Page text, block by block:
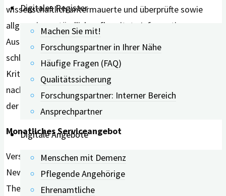
Digitales Register
Machen Sie mit!
Forschungspartner in Ihrer Nähe
Häufige Fragen (FAQ)
Qualitätssicherung
Forschungspartner: Interner Bereich
Ansprechpartner
Digitale Angebote
Menschen mit Demenz
Pflegende Angehörige
Ehrenamtliche
wissenschaftlich untermauerte und überprüfte sowie
allgemeinverständlich aufbereitete Informationen.
Ausgewählt werden die vorgestellten Studien in einem
schlüssigen Auswahl- und Prüfverfahren. Es folgt den
Kriterien der evidenzbasierten Medizin, einer
nachvollziehbaren Methodik und natürlich der Seriosität
der Publikationsorgane.
Monatliches Serviceangebot
Verschickt wird der digiDEM Bayern-Science Watch-
Newsletter einmal im Monat mit jeweils vier bis sechs
Themen. Neben thematisch gemischten Ausgaben gibt